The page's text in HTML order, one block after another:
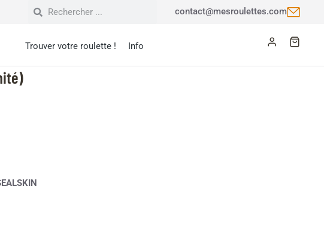
contact@mesroulettes.com
Trouver votre roulette ! Info